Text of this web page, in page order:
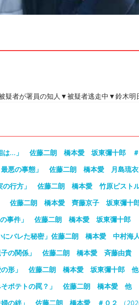
疑者が署員の知人▼被疑者逃走中▼鈴木
相は…」 佐藤二朗 橋本愛 坂東彌十郎 ＃
最悪の事態」 佐藤二朗 橋本愛 月島琉
の行方」 佐藤二朗 橋本愛 竹原ピスト
」 佐藤二朗 橋本愛 齊藤京子 坂東彌十
事件」 佐藤二朗 橋本愛 坂東彌十郎
にバレた秘密」佐藤二朗 橋本愛 中村
子の関係」 佐藤二朗 橋本愛 斉藤由貴
の形」 佐藤二朗 橋本愛 坂東彌十郎
そポテトの罠？」 佐藤二朗 橋本愛 他
婦の絆」 佐藤二朗 橋本愛 ＃０２
（